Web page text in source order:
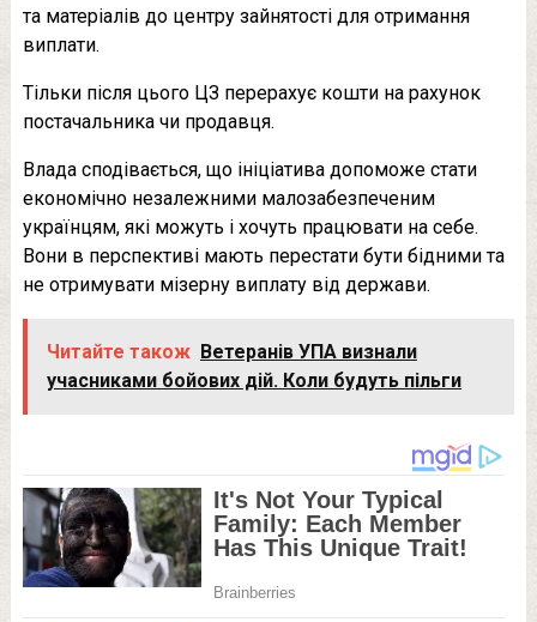
та матеріалів до центру зайнятості для отримання
виплати.
Тільки після цього ЦЗ перерахує кошти на рахунок
постачальника чи продавця.
Влада сподівається, що ініціатива допоможе стати
економічно незалежними малозабезпеченим
українцям, які можуть і хочуть працювати на себе.
Вони в перспективі мають перестати бути бідними та
не отримувати мізерну виплату від держави.
Читайте також Ветеранів УПА визнали
учасниками бойових дій. Коли будуть пільги